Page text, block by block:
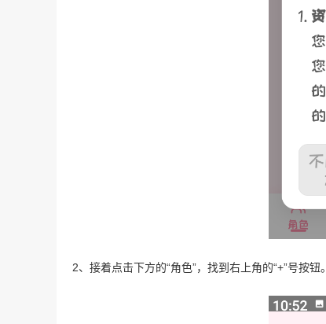
2、接着点击下方的“角色”，找到右上角的“+”号按钮。